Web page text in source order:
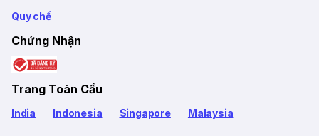
Quy chế
Chứng Nhận
Trang Toàn Cầu
India Indonesia Singapore Malaysia